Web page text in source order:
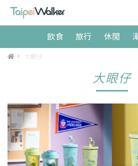
飲食 旅行 休閒
> 大眼仔
大眼仔